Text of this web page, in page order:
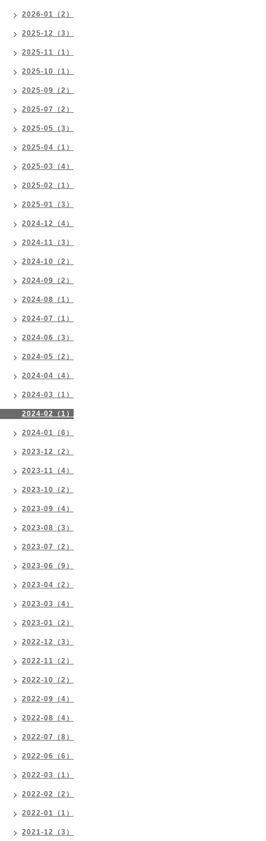
2026-01（2）
2025-12（3）
2025-11（1）
2025-10（1）
2025-09（2）
2025-07（2）
2025-05（3）
2025-04（1）
2025-03（4）
2025-02（1）
2025-01（3）
2024-12（4）
2024-11（3）
2024-10（2）
2024-09（2）
2024-08（1）
2024-07（1）
2024-06（3）
2024-05（2）
2024-04（4）
2024-03（1）
2024-02（1）
2024-01（6）
2023-12（2）
2023-11（4）
2023-10（2）
2023-09（4）
2023-08（3）
2023-07（2）
2023-06（9）
2023-04（2）
2023-03（4）
2023-01（2）
2022-12（3）
2022-11（2）
2022-10（2）
2022-09（4）
2022-08（4）
2022-07（8）
2022-06（6）
2022-03（1）
2022-02（2）
2022-01（1）
2021-12（3）